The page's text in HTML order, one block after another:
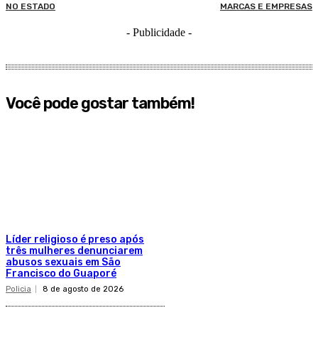
NO ESTADO MARCAS E EMPRESAS
- Publicidade -
Você pode gostar também!
Líder religioso é preso após
três mulheres denunciarem
abusos sexuais em São
Francisco do Guaporé
Policia 8 de agosto de 2026